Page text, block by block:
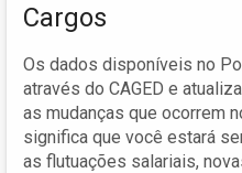
Cargos
Os dados disponíveis no
através do CAGED e
as mudanças que ocorrem
significa que você estará
as flutuações salariais,